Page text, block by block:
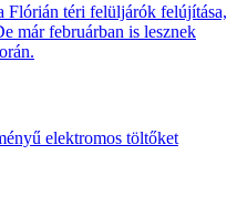
Flórián téri felüljárók felújítása,
már februárban is lesznek
elektromos töltőket